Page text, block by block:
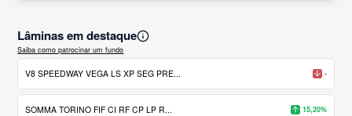
Lâminas em destaque
Saiba como patrocinar um fundo
V8 SPEEDWAY VEGA LS XP SEG PRE... -
SOMMA TORINO FIF CI RF CP LP R... 15,20%